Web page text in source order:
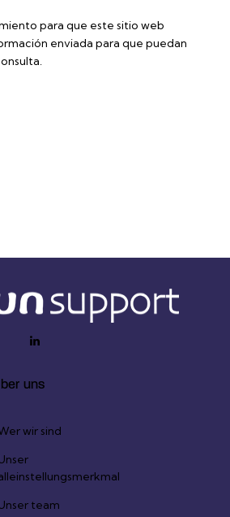
para que este sitio web
enviada para que puedan
youtube2
linkedin
uns
wir sind
team